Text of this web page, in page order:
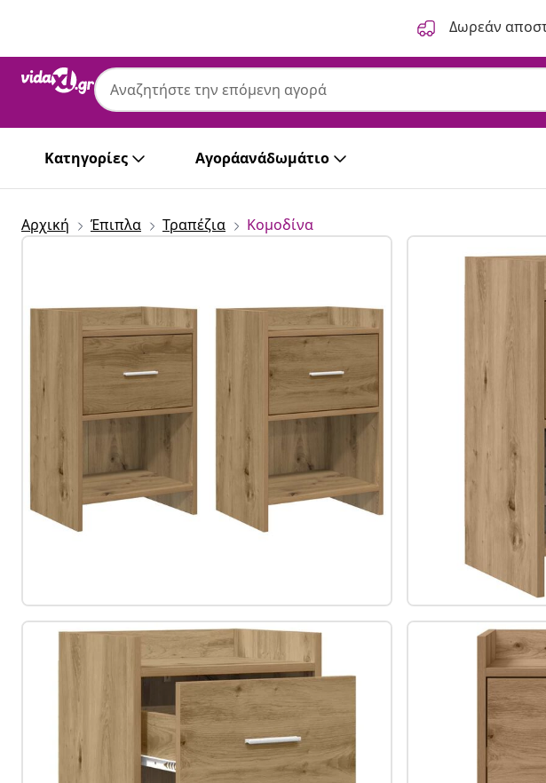
Δωρεάν
Κατηγορίες Αγοράανάδωμάτιο
Αρχική Έπιπλα Τραπέζια Κομοδίνα